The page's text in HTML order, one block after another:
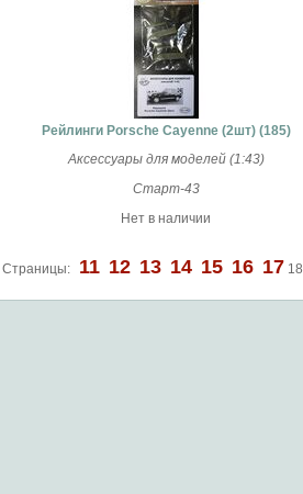
Рейлинги Porsche Cayenne (2шт) (185)
Аксессуары для моделей (1:43)
Старт-43
Нет в наличии
Страницы: 11 12 13 14 15 16 17 18